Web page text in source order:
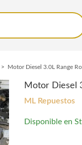
Motor Diesel 3.0L Range
Motor Diesel
ML Repuestos
Disponible en